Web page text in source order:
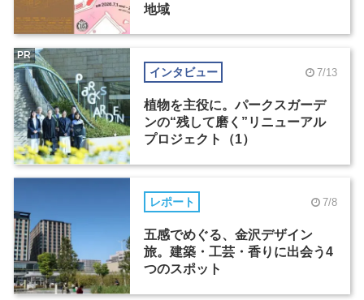
地域
インタビュー 7/13
植物を主役に。パークスガーデ
ンの“残して磨く”リニューアル
プロジェクト（1）
PR
レポート 7/8
五感でめぐる、金沢デザイン
旅。建築・工芸・香りに出会う4
つのスポット